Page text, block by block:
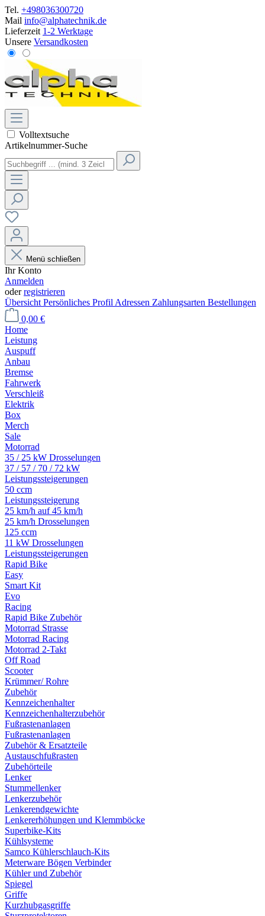
Tel. +498036300720
Mail info@alphatechnik.de
Lieferzeit 1-2 Werktage
Unsere Versandkosten
Volltextsuche
Artikelnummer-Suche
Menü schließen
Ihr Konto
Anmelden
oderregistrieren
Übersicht Persönliches Profil Adressen Zahlungsarten Bestellungen
0,00 €
Home
Leistung
Auspuff
Anbau
Bremse
Fahrwerk
Verschleiß
Elektrik
Box
Merch
Sale
Motorrad
35 / 25 kW Drosselungen
37 / 57 / 70 / 72 kW
Leistungssteigerungen
50 ccm
Leistungssteigerung
25 km/h auf 45 km/h
25 km/h Drosselungen
125 ccm
11 kW Drosselungen
Leistungssteigerungen
Rapid Bike
Easy
Smart Kit
Evo
Racing
Rapid Bike Zubehör
Motorrad Strasse
Motorrad Racing
Motorrad 2-Takt
Off Road
Scooter
Krümmer/ Rohre
Zubehör
Kennzeichenhalter
Kennzeichenhalterzubehör
Fußrastenanlagen
Fußrastenanlagen
Zubehör & Ersatzteile
Austauschfußrasten
Zubehörteile
Lenker
Stummellenker
Lenkerzubehör
Lenkerendgewichte
Lenkererhöhungen und Klemmböcke
Superbike-Kits
Kühlsysteme
Samco Kühlerschlauch-Kits
Meterware Bögen Verbinder
Kühler und Zubehör
Spiegel
Griffe
Kurzhubgasgriffe